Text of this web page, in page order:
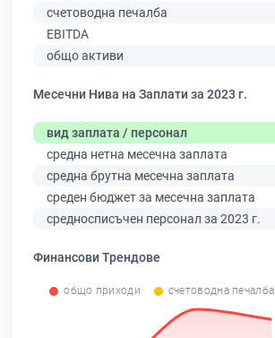
счетоводна печалба
EBITDA
общо активи
Месечни Нива на Заплати за 2023 г.
вид заплата / персонал
средна нетна месечна заплата
средна брутна месечна заплата
среден бюджет за месечна заплата
средносписъчен персонал за 2023 г.
Финансови Трендове
общо приходи счетоводна печалба